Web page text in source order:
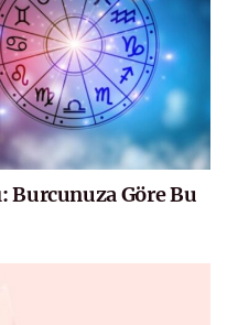
Burcunuza Göre Bu